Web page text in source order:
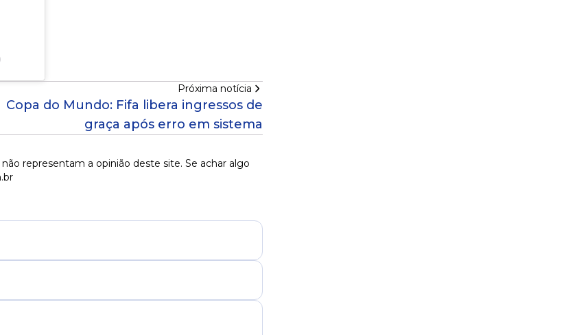
Próxima notícia
Copa do Mundo: Fifa libera ingressos de
graça após erro em sistema
representam a opinião deste site. Se achar algo